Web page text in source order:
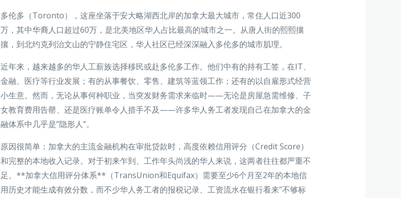
多伦多（Toronto），这座坐落于安大略湖西北岸的加拿大最大城市，常住人口近300
万，其中华裔人口超过60万，是北美地区华人占比最高的城市之一。从唐人街的熙熙攘
攘，到北约克列治文山的宁静住宅区，华人社区已经深深融入多伦多的城市肌理。
近年来，越来越多的华人工薪族选择移民或赴多伦多工作。他们中有的持有工签，在IT、
金融、医疗等行业发展；有的从事餐饮、零售、建筑等蓝领工作；还有的以自雇形式经营
小生意。然而，无论从事何种职业，当突发财务需求来临时——无论是房屋急需维修、子
女教育费用告罄、还是医疗账单令人措手不及——许多华人务工者发现自己在加拿大的金
融体系中几乎是”隐形人”。
原因很简单：加拿大的主流金融机构在审批贷款时，高度依赖信用评分（Credit Score）
和完整的本地收入记录。对于初来乍到、工作年头尚浅的华人来说，这两者往往都严重不
足。**加拿大信用评分体系**（TransUnion和Equifax）需要至少6个月至2年的本地信
用历史才能生成有效分数，而不少华人务工者的报税记录、工资流水在银行看来”不够标